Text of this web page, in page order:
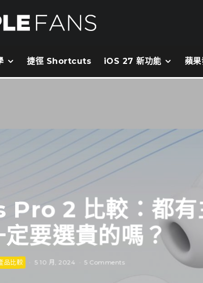
捷徑 Shortcuts iOS 27 新功能 蘋
2 比較：都有
要選貴的嗎？
品比較 5 10 月, 2024 5 Comments